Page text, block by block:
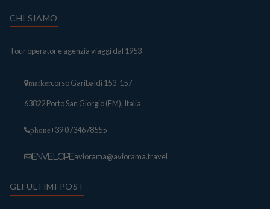
CHI SIAMO
Tour operator e agenzia viaggi dal 1953
markercorso Garibaldi 153-157
63822 Porto San Giorgio (FM), Italia
phone+39 0734678555
envelope aviorama@aviorama.travel
GLI ULTIMI POST